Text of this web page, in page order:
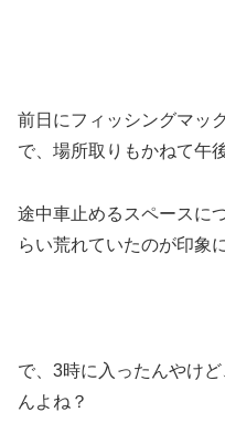
前日にフィッシングマッ
で、場所取りもかねて午
途中車止めるスペースに
らい荒れていたのが印象
で、3時に入ったんやけ
んよね？